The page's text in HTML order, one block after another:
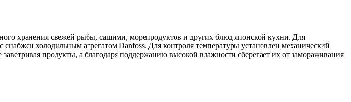
хранения свежей рыбы, сашими, морепродуктов и других блюд японской кухни. Для
холодильным агрегатом Danfoss. Для контроля температуры установлен механический
продукты, а благодаря поддержанию высокой влажности сберегает их от замораживания